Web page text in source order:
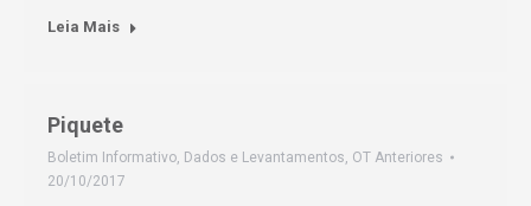
Leia Mais
Piquete
Boletim Informativo, Dados e Levantamentos, OT Anteriores
20/10/2017